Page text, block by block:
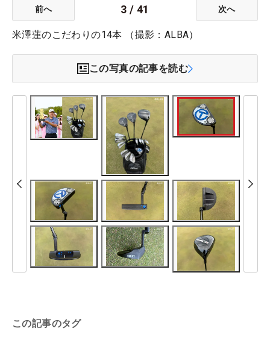
前へ 3 / 41 次へ
米澤蓮のこだわりの14本 （撮影：ALBA）
この写真の記事を読む
この記事のタグ